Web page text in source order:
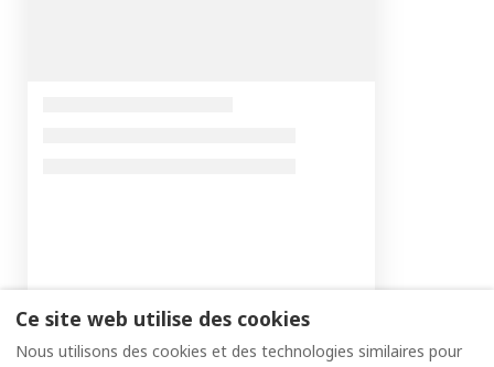
Ce site web utilise des cookies
Nous utilisons des cookies et des technologies similaires pour